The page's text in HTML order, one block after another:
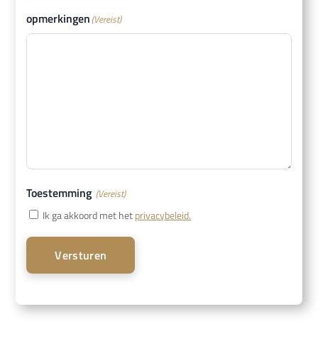
opmerkingen (Vereist)
Toestemming (Vereist)
Ik ga akkoord met hetprivacybeleid.
Versturen